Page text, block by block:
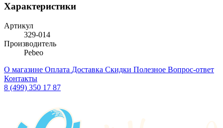
Характеристики
Артикул
329-014
Производитель
Pebeo
О магазине Оплата Доставка Скидки Полезное Вопрос-ответ
Контакты
8 (499) 350 17 87